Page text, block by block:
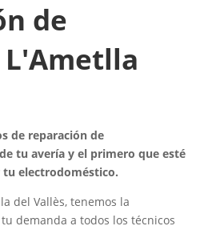
de
de reparación de
tu avería y el primero que esté
electrodoméstico.
del Vallès, tenemos la
demanda a todos los técnicos